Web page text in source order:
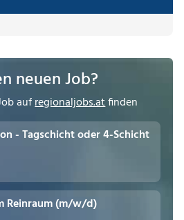
neuen Job?
aufregionaljobs.atfinden
- Tagschicht oder 4-Schicht
Reinraum (m/w/d)